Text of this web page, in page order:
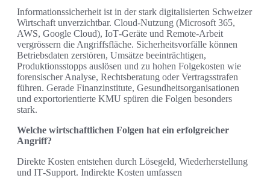
Informationssicherheit ist in der stark digitalisierten Schweizer
Wirtschaft unverzichtbar. Cloud‑Nutzung (Microsoft 365,
AWS, Google Cloud), IoT‑Geräte und Remote‑Arbeit
vergrössern die Angriffsfläche. Sicherheitsvorfälle können
Betriebsdaten zerstören, Umsätze beeinträchtigen,
Produktionsstopps auslösen und zu hohen Folgekosten wie
forensischer Analyse, Rechtsberatung oder Vertragsstrafen
führen. Gerade Finanzinstitute, Gesundheitsorganisationen
und exportorientierte KMU spüren die Folgen besonders
stark.
Welche wirtschaftlichen Folgen hat ein erfolgreicher
Angriff?
Direkte Kosten entstehen durch Lösegeld, Wiederherstellung
und IT‑Support. Indirekte Kosten umfassen